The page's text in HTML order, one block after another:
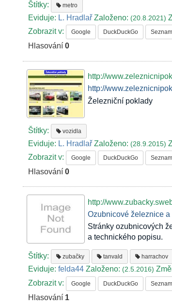
Štítky: metro
Eviduje: L. Hradlař Založeno:(20.8.2021)
Zobrazit v: Google DuckDuckGo Seznam
Hlasování0
http://
http://
Železniční poklady
Štítky: vozidla
Eviduje: L. Hradlař Založeno:(28.9.2015)
Zobrazit v: Google DuckDuckGo Seznam
Hlasování0
http://
Ozubnicové železnice
Stránky ozubnicových
a technického popisu.
Štítky: zubačky tanvald harrachov
Eviduje:felda44 Založeno:(2.5.2016)
Zobrazit v: Google DuckDuckGo Seznam
Hlasování 1